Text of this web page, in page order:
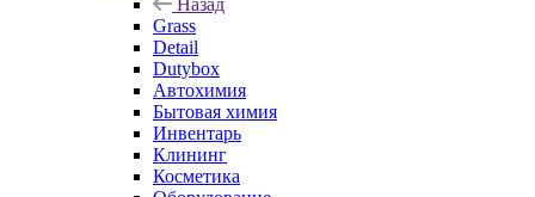
Назад
Grass
Detail
Dutybox
Автохимия
Бытовая химия
Инвентарь
Клининг
Косметика